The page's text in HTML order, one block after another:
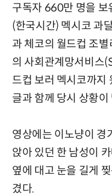
구독자 660만 명을 보
(한국시간) 멕시코 과
과 체코의 월드컵 조
의 사회관계망서비스
드컵 보러 멕시코까지
글과 함께 당시 상황
영상에는 이노냥이 경
앉아 있던 한 남성이
옆에 대고 눈을 길게
겼다.